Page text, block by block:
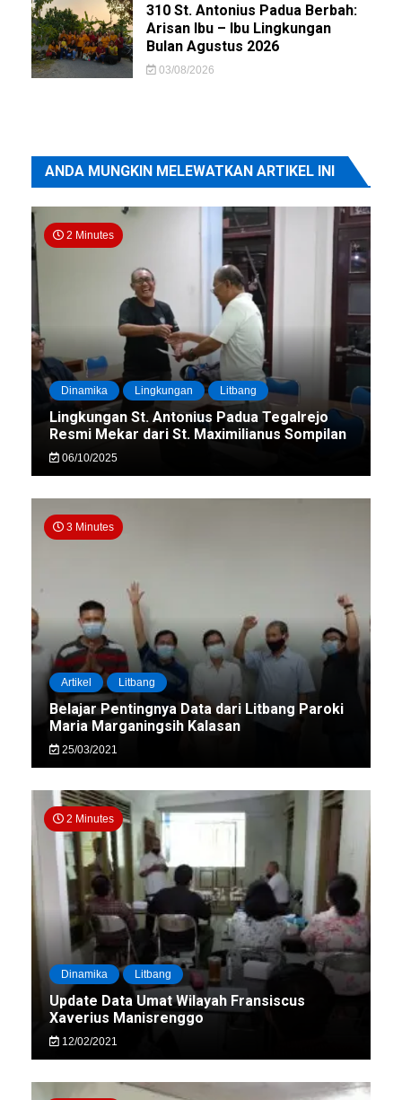
310 St. Antonius Padua Berbah:
Arisan Ibu – Ibu Lingkungan
Bulan Agustus 2026
03/08/2026
ANDA MUNGKIN MELEWATKAN ARTIKEL INI
2 Minutes
Dinamika Lingkungan Litbang
Lingkungan St. Antonius Padua Tegalrejo
Resmi Mekar dari St. Maximilianus Sompilan
06/10/2025
3 Minutes
Artikel Litbang
Belajar Pentingnya Data dari Litbang Paroki
Maria Marganingsih Kalasan
25/03/2021
2 Minutes
Dinamika Litbang
Update Data Umat Wilayah Fransiscus
Xaverius Manisrenggo
12/02/2021